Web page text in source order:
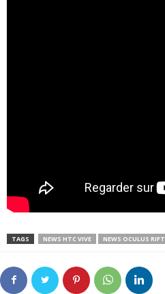
TAGS NEWS HTC VIVE NEWS OCULUS RIFT